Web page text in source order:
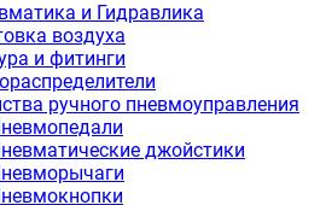
и Гидравлика
воздуха
и фитинги
ручного пневмоуправления
джойстики